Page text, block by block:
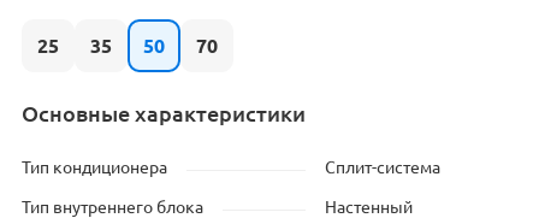
25 35 50 70
Основные характеристики
Тип кондиционера Сплит-система
Тип внутреннего блока Настенный